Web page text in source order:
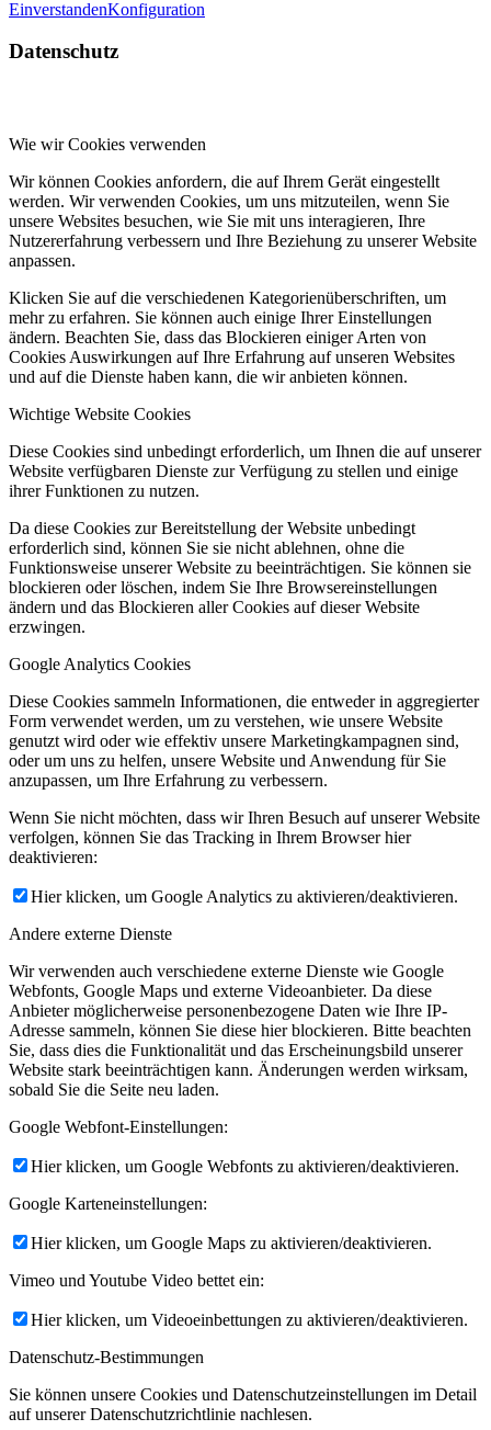
EinverstandenKonfiguration
Datenschutz
Wie wir Cookies verwenden
Wir können Cookies anfordern, die auf Ihrem Gerät eingestellt
werden. Wir verwenden Cookies, um uns mitzuteilen, wenn Sie
unsere Websites besuchen, wie Sie mit uns interagieren, Ihre
Nutzererfahrung verbessern und Ihre Beziehung zu unserer Website
anpassen.
Klicken Sie auf die verschiedenen Kategorienüberschriften, um
mehr zu erfahren. Sie können auch einige Ihrer Einstellungen
ändern. Beachten Sie, dass das Blockieren einiger Arten von
Cookies Auswirkungen auf Ihre Erfahrung auf unseren Websites
und auf die Dienste haben kann, die wir anbieten können.
Wichtige Website Cookies
Diese Cookies sind unbedingt erforderlich, um Ihnen die auf unserer
Website verfügbaren Dienste zur Verfügung zu stellen und einige
ihrer Funktionen zu nutzen.
Da diese Cookies zur Bereitstellung der Website unbedingt
erforderlich sind, können Sie sie nicht ablehnen, ohne die
Funktionsweise unserer Website zu beeinträchtigen. Sie können sie
blockieren oder löschen, indem Sie Ihre Browsereinstellungen
ändern und das Blockieren aller Cookies auf dieser Website
erzwingen.
Google Analytics Cookies
Diese Cookies sammeln Informationen, die entweder in aggregierter
Form verwendet werden, um zu verstehen, wie unsere Website
genutzt wird oder wie effektiv unsere Marketingkampagnen sind,
oder um uns zu helfen, unsere Website und Anwendung für Sie
anzupassen, um Ihre Erfahrung zu verbessern.
Wenn Sie nicht möchten, dass wir Ihren Besuch auf unserer Website
verfolgen, können Sie das Tracking in Ihrem Browser hier
deaktivieren:
Hier klicken, um Google Analytics zu aktivieren/deaktivieren.
Andere externe Dienste
Wir verwenden auch verschiedene externe Dienste wie Google
Webfonts, Google Maps und externe Videoanbieter. Da diese
Anbieter möglicherweise personenbezogene Daten wie Ihre IP-
Adresse sammeln, können Sie diese hier blockieren. Bitte beachten
Sie, dass dies die Funktionalität und das Erscheinungsbild unserer
Website stark beeinträchtigen kann. Änderungen werden wirksam,
sobald Sie die Seite neu laden.
Google Webfont-Einstellungen:
Hier klicken, um Google Webfonts zu aktivieren/deaktivieren.
Google Karteneinstellungen:
Hier klicken, um Google Maps zu aktivieren/deaktivieren.
Vimeo und Youtube Video bettet ein:
Hier klicken, um Videoeinbettungen zu aktivieren/deaktivieren.
Datenschutz-Bestimmungen
Sie können unsere Cookies und Datenschutzeinstellungen im Detail
auf unserer Datenschutzrichtlinie nachlesen.